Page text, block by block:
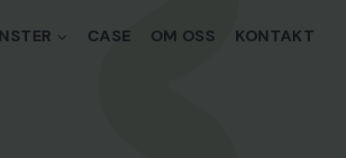
CASE OM OSS KONTAKT